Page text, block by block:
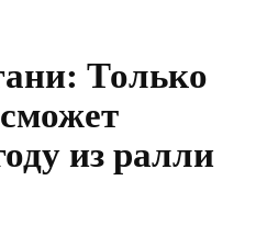
Только
из ралли